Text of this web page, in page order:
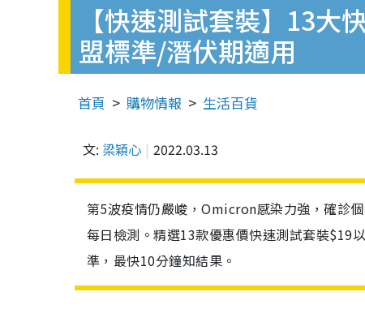
【快速測試套裝】13
盟標準/潛伏期適用
首頁 購物情報 生活百貨
文: 梁穎心 2022.03.13
第5波疫情仍嚴峻，Omicron感染力強，確診
每日檢測。精選13款優惠價快速測試套裝$19
準，最快10分鐘知結果。